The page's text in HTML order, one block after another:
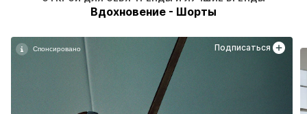
Вдохновение - Шорты
Подписаться